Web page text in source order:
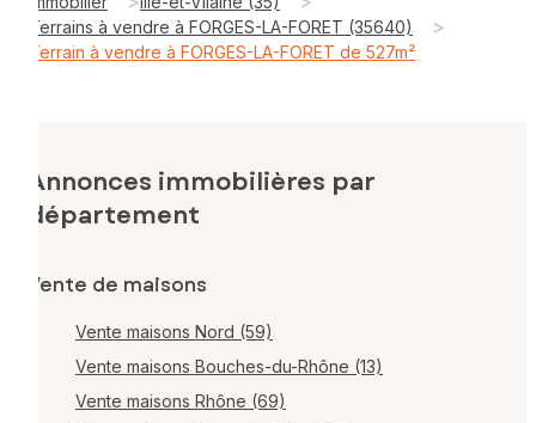
Terrains à vendre à FORGES-LA-FORET (35640) >
Terrain à vendre à FORGES-LA-FORET de 527m²
Annonces immobilières par
département
Vente de maisons
Vente maisons Nord (59)
Vente maisons Bouches-du-Rhône (13)
Vente maisons Rhône (69)